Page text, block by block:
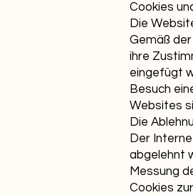
Cookies
Die
Gemäß
ihre
eingefügt
Besuch
Websites
Die
Der
abgelehnt
Messung
Cookies